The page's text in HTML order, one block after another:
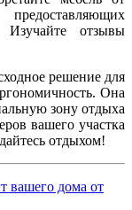
отзывы
решение для
Она
зону отдыха
вашего участка
отдыхом!
вашего дома от